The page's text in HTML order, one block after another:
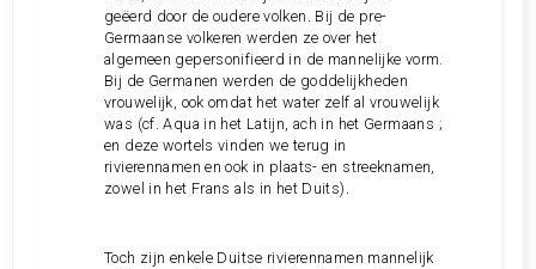
geëerd door de oudere volken. Bij de pre-
Germaanse volkeren werden ze over het
algemeen gepersonifieerd in de mannelijke vorm.
Bij de Germanen werden de goddelijkheden
vrouwelijk, ook omdat het water zelf al vrouwelijk
was (cf. Aqua in het Latijn, ach in het Germaans ;
en deze wortels vinden we terug in
rivierennamen en ook in plaats- en streeknamen,
zowel in het Frans als in het Duits).
Toch zijn enkele Duitse rivierennamen mannelijk